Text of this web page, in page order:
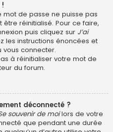
mot de passe ne puisse pas
réinitialisé. Pour ce faire,
puis cliquez sur J’ai
les instructions énoncées et
vous connecter.
à réinitialiser votre mot de
du forum.
déconnecté ?
souvenir de moilors de votre
que pendant une durée